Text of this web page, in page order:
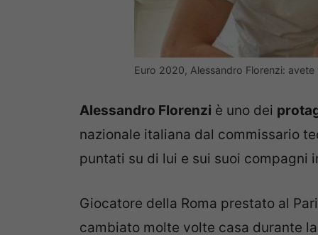
Euro 2020, Alessandro Florenzi:
Alessandro Florenzi è uno dei
nazionale italiana dal commissario
puntati su di lui e sui suoi compagni
Giocatore della Roma prestato al
cambiato molte volte casa durante